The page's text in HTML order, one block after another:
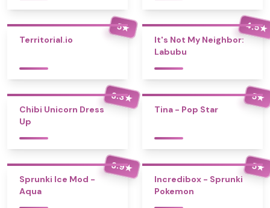
5★
Territorial.io
4.5★
It's Not My Neighbor:
Labubu
3.3★
Chibi Unicorn Dress
Up
5★
Tina - Pop Star
3.9★
Sprunki Ice Mod -
Aqua
5★
Incredibox - Sprunki
Pokemon